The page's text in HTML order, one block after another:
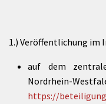
1.) Veröffentlichung im
auf dem
Nordrhein-
https://